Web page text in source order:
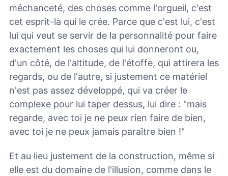
méchanceté, des choses comme l'orgueil, c'est
cet esprit-là qui le crée. Parce que c'est lui, c'est
lui qui veut se servir de la personnalité pour faire
exactement les choses qui lui donneront ou,
d'un côté, de l'altitude, de l'étoffe, qui attirera les
regards, ou de l'autre, si justement ce matériel
n'est pas assez développé, qui va créer le
complexe pour lui taper dessus, lui dire : "mais
regarde, avec toi je ne peux rien faire de bien,
avec toi je ne peux jamais paraître bien !"
Et au lieu justement de la construction, même si
elle est du domaine de l'illusion, comme dans le